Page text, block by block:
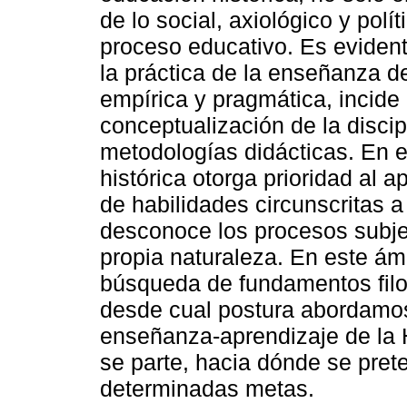
de lo social, axiológico y
proceso educativo. Es
la práctica de la enseñanza
empírica y pragmática,
conceptualización de la
metodologías didácticas. En
histórica otorga prioridad al
de habilidades circunscritas
desconoce los procesos
propia naturaleza. En este
búsqueda de fundamentos
desde cual postura
enseñanza-aprendizaje de la
se parte, hacia dónde se
determinadas metas.